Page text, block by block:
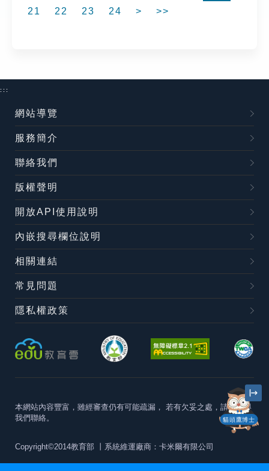
21
22 23 24 > >>
貓頭鷹博士
:::
網站導覽
服務簡介
聯絡我們
版權聲明
開放API使用說明
內嵌搜尋欄位說明
相關連結
常見問題
隱私權政策
本網站內容豐富，雖經審查仍有可能疏漏， 若有欠妥之處，請隨時與
我們聯絡。
Copyright©2014教育部 丨系統維運廠商：卡米爾有限公司